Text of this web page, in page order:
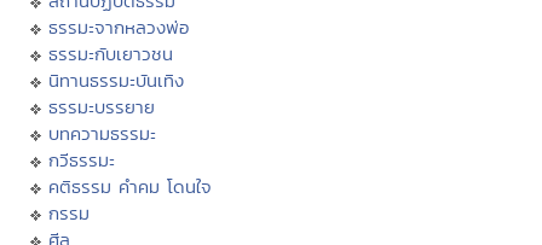
ธรรมะจากหลวงพ่อ
ธรรมะกับเยาวชน
นิทานธรรมะบันเทิง
ธรรมะบรรยาย
บทความธรรมะ
กวีธรรมะ
คติธรรม คำคม โดนใจ
กรรม
ศีล